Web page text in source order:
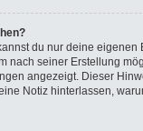
du nur deine
nach seiner Erstellung
angezeigt. Dieser
Notiz hinterlassen,